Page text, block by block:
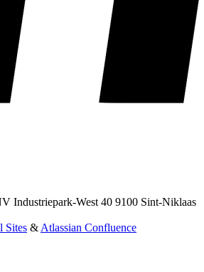
Industriepark-West 40 9100 Sint-Niklaas
Sites & Atlassian Confluence